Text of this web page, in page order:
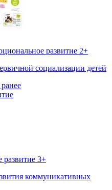
развитие 2+
социализации детей
развитие 3+
коммуникативных